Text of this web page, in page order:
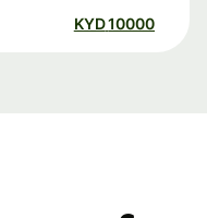
10000
KYD